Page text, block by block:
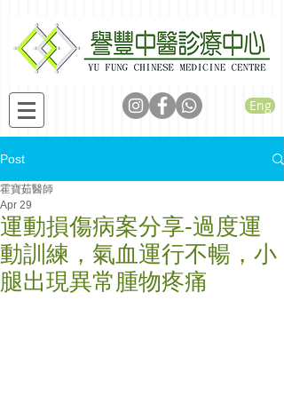
Eng
Post
運動損傷病案分享-過度運
動訓練，氣血運行不暢，小
腿出現異常腫物疼痛
霍寶茹醫師
Apr 29